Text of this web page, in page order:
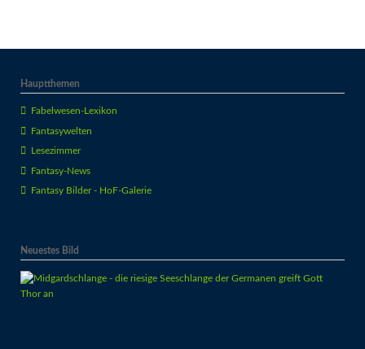
Hauptthemen
Fabelwesen-Lexikon
Fantasywelten
Lesezimmer
Fantasy-News
Fantasy Bilder - HoF-Galerie
Neuestes Bild